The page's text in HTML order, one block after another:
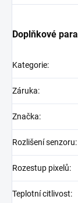
Doplňkové
Kategorie:
Záruka:
Značka:
Rozlišení senzoru:
Rozestup pixelů:
Teplotní citlivost: